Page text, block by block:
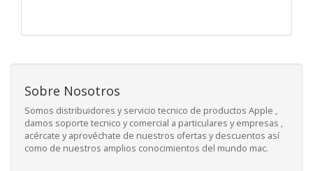
Sobre Nosotros
Somos distribuidores y servicio tecnico de productos Apple ,
damos soporte tecnico y comercial a particulares y empresas ,
acércate y aprovéchate de nuestros ofertas y descuentos así
como de nuestros amplios conocimientos del mundo mac.